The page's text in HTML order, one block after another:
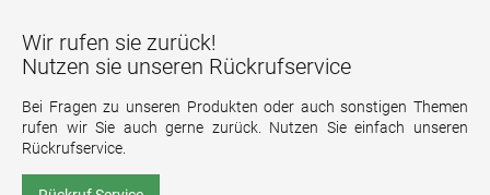
Wir rufen sie zurück!
Nutzen sie unseren Rückrufservice
Bei Fragen zu unseren Produkten oder auch sonstigen Themen
rufen wir Sie auch gerne zurück. Nutzen Sie einfach unseren
Rückrufservice.